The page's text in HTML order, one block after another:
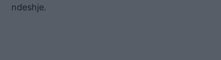
ndeshje.